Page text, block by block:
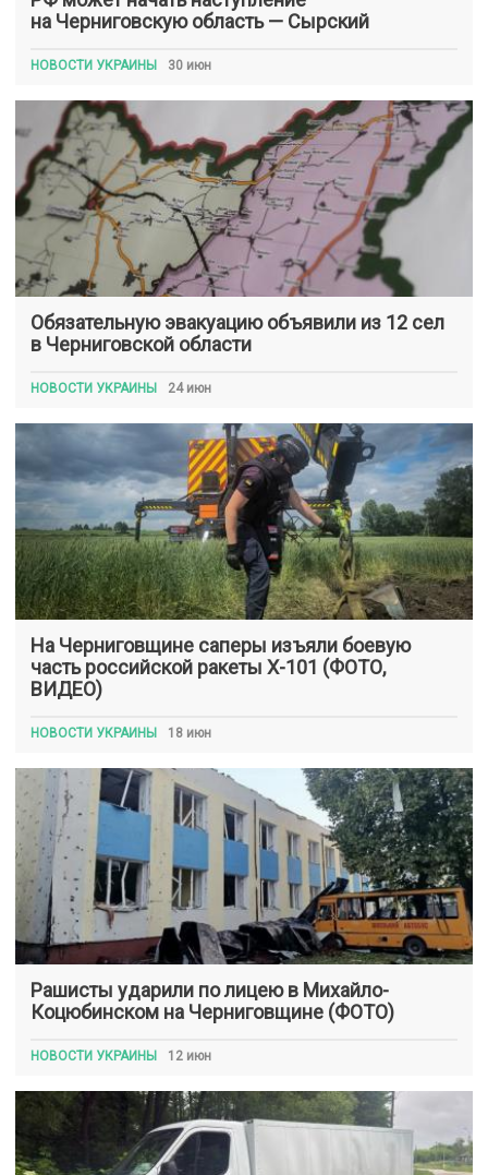
на Черниговскую область — Сырский
НОВОСТИ УКРАИНЫ 30 июн
Обязательную эвакуацию объявили из 12 сел
в Черниговской области
НОВОСТИ УКРАИНЫ 24 июн
На Черниговщине саперы изъяли боевую
часть российской ракеты Х-101 (ФОТО,
ВИДЕО)
НОВОСТИ УКРАИНЫ 18 июн
Рашисты ударили по лицею в Михайло-
Коцюбинском на Черниговщине (ФОТО)
НОВОСТИ УКРАИНЫ 12 июн